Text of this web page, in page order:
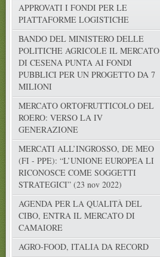
APPROVATI I FONDI PER LE
PIATTAFORME LOGISTICHE
BANDO DEL MINISTERO DELLE
POLITICHE AGRICOLE IL MERCATO
DI CESENA PUNTA AI FONDI
PUBBLICI PER UN PROGETTO DA 7
MILIONI
MERCATO ORTOFRUTTICOLO DEL
ROERO: VERSO LA IV
GENERAZIONE
MERCATI ALL’INGROSSO, DE MEO
(FI - PPE): “L’UNIONE EUROPEA LI
RICONOSCE COME SOGGETTI
STRATEGICI” (23 nov 2022)
AGENDA PER LA QUALITÀ DEL
CIBO, ENTRA IL MERCATO DI
CAMAIORE
AGRO-FOOD, ITALIA DA RECORD